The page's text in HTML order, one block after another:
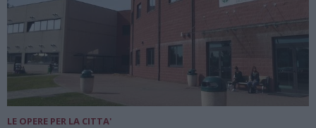
LE OPERE PER LA CITTA'